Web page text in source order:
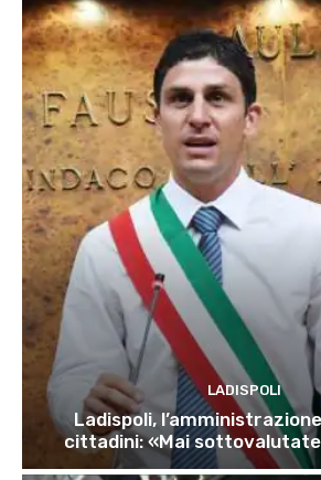
LADISPOLI
Ladispoli,
cittadini: «Mai